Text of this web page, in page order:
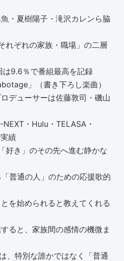
・夏樹陽子・滝沢カレンら脇
れぞれの家族・職場」の二層
は9.6％で番組最高を記録
」（書き下ろし楽曲）
デューサーは佐藤敦司・磯山
・Hulu・TELASA・
績
好き」のその先へ進む静かな
普通の人」のための応援歌的
を始められると教えてくれる
ると、家族間の感情の機微ま
、特別な誰かではなく「普通